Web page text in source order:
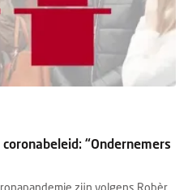
“Ondernemers
zijn volgens Robèr